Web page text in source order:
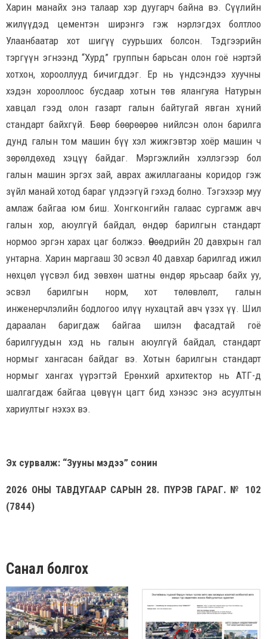
Харин манайх энэ талаар хэр дуугарч байна вэ. Сүүлийн
жилүүдэд цементэн ширэнгэ гэж нэрлэгдэх болтлоо
Улаанбаатар хот шигүү суурьших болсон. Тэдгээрийн
тэргүүн эгнээнд “Хурд” группын барьсан олон гоё нэртэй
хотхон, хорооллууд бичигддэг. Ер нь үндсэндээ хуучны
хэдэн хорооллоос бусдаар хотын төв ялангуяа Натурын
хавцал гээд олон газарт галын байтугай явган хүний
стандарт байхгүй. Бөөр бөөрөөрөө нийлсэн олон барилга
дунд галын том машин бүү хэл жижгэвтэр хоёр машин ч
зөрөлдөхөд хэцүү байдаг. Мэргэжлийн хэллэгээр бол
галын машин эргэх зай, аврах ажиллагааны коридор гэж
зүйл манай хотод бараг үлдээгүй гэхэд болно. Тэгэхээр муу
амлаж байгаа юм биш. Хонгконгийн галаас сургамж авч
галын хор, аюулгүй байдал, өндөр барилгын стандарт
нормоо эргэн харах цаг болжээ. Өнөөдрийн 20 давхрын гал
унтарна. Харин маргааш 30 эсвэл 40 давхар барилгад ижил
нөхцөл үүсвэл бид зөвхөн шатны өндөр ярьсаар байх уу,
эсвэл барилгын норм, хот төлөвлөлт, галын
инженерчлэлийн бодлогоо илүү нухацтай авч үзэх үү. Шил
дараалан баригдаж байгаа шилэн фасадтай гоё
барилгуудын хэд нь галын аюулгүй байдал, стандарт
нормыг хангасан байдаг вэ. Хотын барилгын стандарт
нормыг хангах үүрэгтэй Ерөнхий архитектор нь АТГ-д
шалгагдаж байгаа цөвүүн цагт бид хэнээс энэ асуултын
хариултыг нэхэх вэ.
Эх сурвалж: “Зууны мэдээ” сонин
2026 ОНЫ ТАВДУГААР САРЫН 28. ПҮРЭВ ГАРАГ. № 102
(7844)
Санал болгох